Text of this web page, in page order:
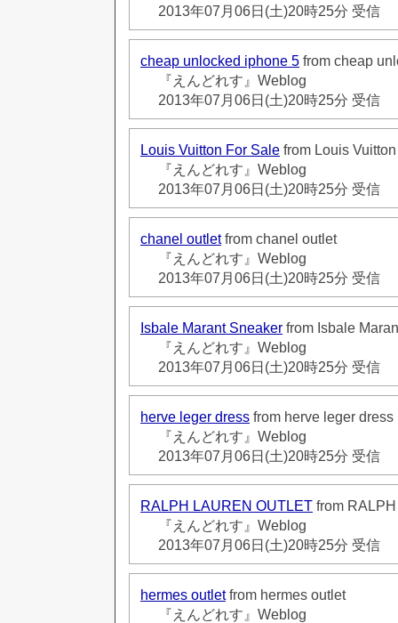
2013年07月06日(土)20時25分 受信
cheap unlocked iphone 5 from cheap
『えんどれす』Weblog
2013年07月06日(土)20時25分 受信
Louis Vuitton For Sale from Louis
『えんどれす』Weblog
2013年07月06日(土)20時25分 受信
chanel outletfrom chanel outlet
『えんどれす』Weblog
2013年07月06日(土)20時25分 受信
Isbale Marant Sneaker from Isbale
『えんどれす』Weblog
2013年07月06日(土)20時25分 受信
herve leger dress from herve leger dress
『えんどれす』Weblog
2013年07月06日(土)20時25分 受信
RALPH LAUREN OUTLET from
『えんどれす』Weblog
2013年07月06日(土)20時25分 受信
hermes outletfrom hermes outlet
『えんどれす』Weblog